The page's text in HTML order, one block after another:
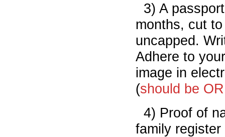
3) A
months, cut
uncapped.
Adhere to
image in
(should be
4) Proof of
family